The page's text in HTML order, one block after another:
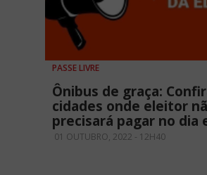
PASSE LIVRE
Ônibus de graça:
cidades onde eleitor
precisará pagar no dia
01 OUTUBRO, 2022 - 12H40